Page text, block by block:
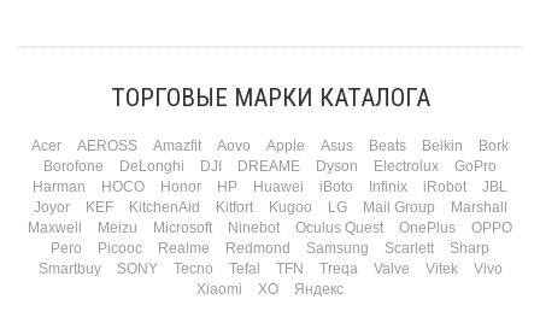
ТОРГОВЫЕ МАРКИ КАТАЛОГА
Acer AEROSS Amazfit Aovo Apple Asus Beats Belkin
Bork
Borofone
DeLonghi DJI DREAME Dyson Electrolux
GoPro
Harman
HOCO Honor HP Huawei iBoto Infinix iRobot
JBL
Joyor
KEF KitchenAid Kitfort Kugoo LG Mail Group
Marshall
Maxwell
Meizu Microsoft Ninebot Oculus Quest OnePlus
OPPO
Pero
Picooc Realme Redmond Samsung Scarlett
Sharp
Smartbuy
SONY Tecno Tefal TFN Treqa Valve Vitek
Vivo
Xiaomi
XO Яндекс